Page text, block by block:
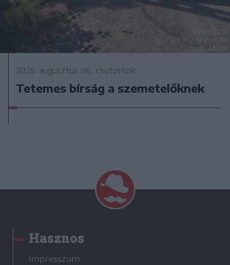
2026. augusztus 06., csütörtök
Tetemes bírság a szemetelőknek
Hasznos
Impresszum